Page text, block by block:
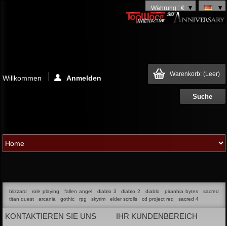
Währung : €
Warenkorb: (Leer)
Willkommen Anmelden
blizzard role playing fallen angel diablo 3 diablo 2 diablo piranhia bytes
sacred
titan quest
arcania gothic rpg skyrim elder scrolls cd project red sacred 4
KONTAKTIEREN SIE UNS IHR KUNDENBEREICH